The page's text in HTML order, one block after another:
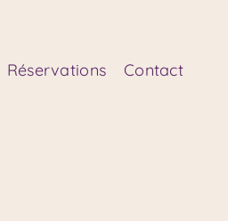
Réservations Contact